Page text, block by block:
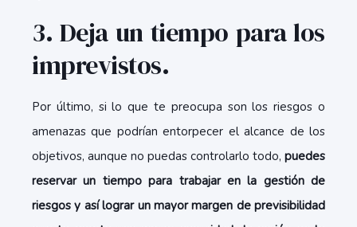
3. Deja un tiempo para los
imprevistos.
Por último, si lo que te preocupa son los riesgos o
amenazas que podrían entorpecer el alcance de los
objetivos, aunque no puedas controlarlo todo, puedes
reservar un tiempo para trabajar en la gestión de
riesgos y así lograr un mayor margen de previsibilidad